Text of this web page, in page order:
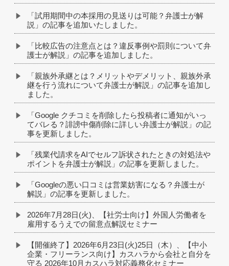
「試用期間中の本採用の見送りは可能？弁護士が解
説」の記事を追加いたしました。
「比較広告の注意点とは？違反事例や罰則について弁
護士が解説」の記事を追加しました。
「親族外承継とは？メリットやデメリット、親族外承
継を行う流れについて弁護士が解説」の記事を追加し
ました。
「Google クチコミを削除したら投稿者に通知がいっ
てバレる？誹謗中傷削除に詳しい弁護士が解説」の記
事を更新しました。
「残業代請求をAIでセルフ訴状されたときの対処法や
ポイントを弁護士が解説」の記事を更新しました。
「Googleの悪い口コミは営業妨害になる？弁護士が
解説」の記事を更新しました。
2026年7月28日(火)、【社労士向け】外国人労働者を
雇用するうえでの留意点解説セミナー
【開催終了】2026年6月23日(火)25日（木）、【中小
企業・フリーランス向け】カスハラから会社と自分を
守る 2026年10月カスハラ対応義務化セミナー